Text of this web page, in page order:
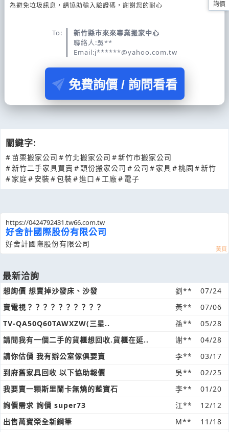
為避免垃圾訊息，請協助輸入驗證碼，謝謝您的耐心
To:
新竹縣市來來專業搬家中心
聯絡人:吳**
Email:j******@yahoo.com.tw
免費詢價 / 詢問看看
關鍵字:
#苗栗搬家公司 #竹北搬家公司 #新竹市搬家公司
#新竹二手家具買賣 #頭份搬家公司 #公司 # 家具#桃園 #新竹
# 家庭# 安裝#包裝#進口 # 工廠# 電子
https://0424792431.tw66.com.tw
好舍計國際股份有限公司
好舍計國際股份有限公司
最新洽詢
想詢價 想賣掉沙發床、沙發 劉**
07/24
賣電視？？？？？？？？？？
黃**
07/06
TV-QA50Q60TAWXZW(三星..
孫**
05/28
請問我有一個二手的貨櫃想回收.貨櫃在延..
謝**
04/28
請你估價 我有辦公室傢俱要賣
李**
03/17
到府舊家具回收 以下協助報價
吳**
02/25
我要賣一顆斯里蘭卡無燒的藍寶石
李**
01/20
詢價需求 詢價 super73
江**
12/12
出售萬寶榮全新鋼筆
M**
11/18
詢價